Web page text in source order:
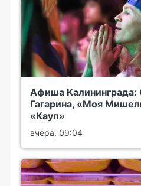
Афиша Калининграда:
Гагарина, «Моя
«Кауп»
вчера, 09:04